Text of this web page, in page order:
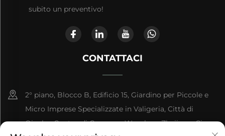
subito un preventivo!
CONTATTACI
2° piano, Blocco B, Edificio 15, Giardino per Piccole e
Micro Imprese Specializzate in Valigeria, Città di
Qianku, Contea di Cangnan, Wenzhou, Zhejiang, Cina